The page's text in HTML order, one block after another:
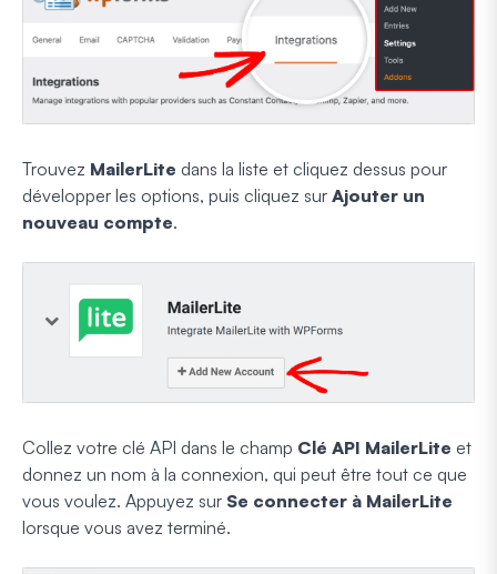
Trouvez MailerLite dans la liste et cliquez dessus pour
développer les options, puis cliquez sur Ajouter un
nouveau compte.
Collez votre clé API dans le champ Clé API MailerLite et
donnez un nom à la connexion, qui peut être tout ce que
vous voulez. Appuyez sur Se connecter à MailerLite
lorsque vous avez terminé.